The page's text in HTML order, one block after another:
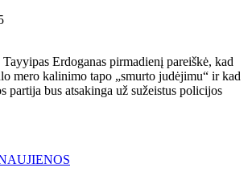
Erdoganas pirmadienį pareiškė, kad
mero kalinimo tapo „smurto judėjimu“ ir kad
partija bus atsakinga už sužeistus policijos